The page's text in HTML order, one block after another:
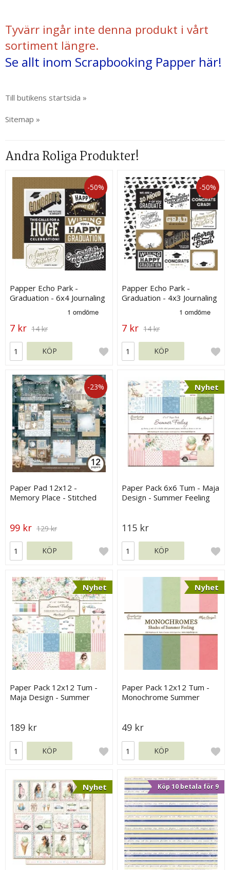
Tyvärr ingår inte denna produkt i vårt
sortiment längre.
Se allt inom Scrapbooking Papper här!
Till butikens startsida »
Sitemap »
Andra Roliga Produkter!
-50%
Papper Echo Park -
Graduation - 6x4 Journaling
7 kr 14 kr
KÖP
-50%
Papper Echo Park -
Graduation - 4x3 Journaling
7 kr 14 kr
KÖP
-23%
Paper Pad 12x12 -
Memory Place - Stitched
99 kr 129 kr
KÖP
Nyhet
Paper Pack 6x6 Tum - Maja
Design - Summer Feeling
115 kr
KÖP
Nyhet
Paper Pack 12x12 Tum -
Maja Design - Summer
189 kr
KÖP
Nyhet
Paper Pack 12x12 Tum -
Monochrome Summer
49 kr
KÖP
Nyhet Köp 10 betala för 9